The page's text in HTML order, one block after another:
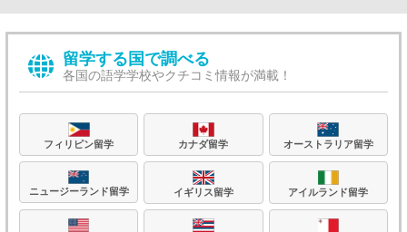
留学する国で調べる
各国の語学学校やクチコミ情報が満載！
フィリピン留学 カナダ留学 オーストラリア留学
ニュージーランド留学 イギリス留学 アイルランド留学